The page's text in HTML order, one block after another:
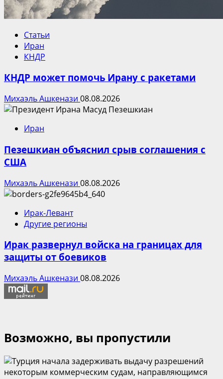
Статьи
Иран
КНДР
КНДР может помочь Ирану с ракетами
Михаэль Ашкенази 08.08.2026
Иран
Пезешкиан объяснил срыв соглашения с
США
Михаэль Ашкенази 08.08.2026
Ирак-Левант
Другие регионы
Ирак развернул войска на границах для
защиты от боевиков
Михаэль Ашкенази 08.08.2026
Возможно, вы пропустили